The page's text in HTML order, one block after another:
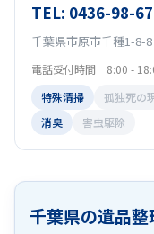
TEL: 0436-98-
千葉県市原市千種1-8-8
電話受付時間 8:00 -
特殊清掃
孤独死の
消臭
害虫駆除
千葉県の遺品